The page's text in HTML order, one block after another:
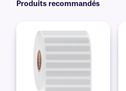
Produits recommandés